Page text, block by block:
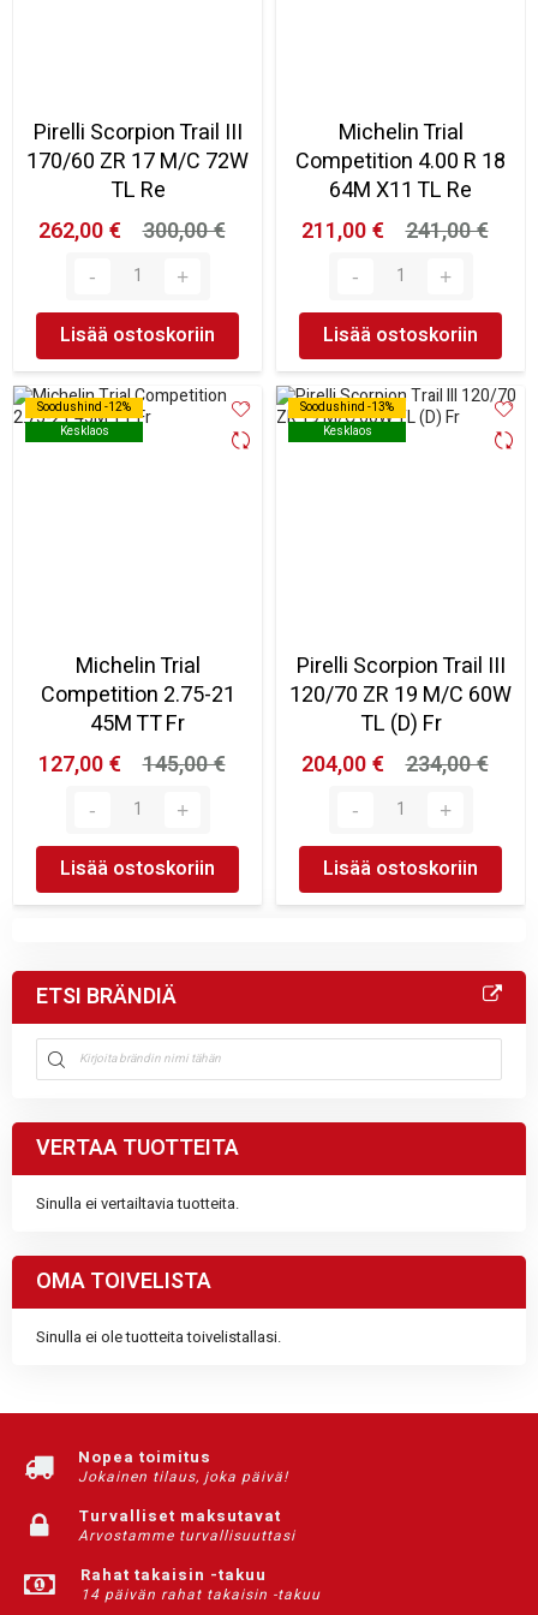
Pirelli Scorpion Trail III
170/60 ZR 17 M/C 72W
TL Re
262,00 €
300,00 €
Lisää ostoskoriin
Michelin Trial
Competition 4.00 R 18
64M X11 TL Re
211,00 €
241,00 €
Lisää ostoskoriin
Soodushind -12%
Kesklaos
Soodushind -12%
Kesklaos
Michelin Trial
Competition 2.75-21
45M TT Fr
127,00 €
145,00 €
Lisää ostoskoriin
Soodushind -13%
Kesklaos
Soodushind -13%
Kesklaos
Pirelli Scorpion Trail III
120/70 ZR 19 M/C 60W
TL (D) Fr
204,00 €
234,00 €
Lisää ostoskoriin
ETSI BRÄNDIÄ
VERTAA TUOTTEITA
Sinulla ei vertailtavia tuotteita.
OMA TOIVELISTA
Sinulla ei ole tuotteita toivelistallasi.
Nopea toimitus
Jokainen tilaus, joka päivä!
Turvalliset maksutavat
Arvostamme turvallisuuttasi
Rahat takaisin -takuu
14 päivän rahat takaisin -takuu